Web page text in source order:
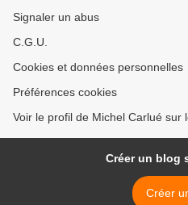
Signaler un abus
C.G.U.
Cookies et données personnelles
Préférences cookies
Voir le profil de Michel Carlué sur
Créer un blog
Créer